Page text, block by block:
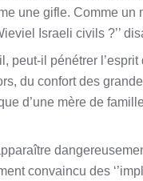
une gifle. Comme
Israeli civils ?’’
peut-il pénétrer
du confort des
d’une mère de
convaincu des